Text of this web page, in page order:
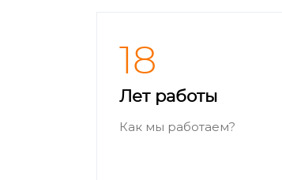
18
Лет работы
Как мы работаем?